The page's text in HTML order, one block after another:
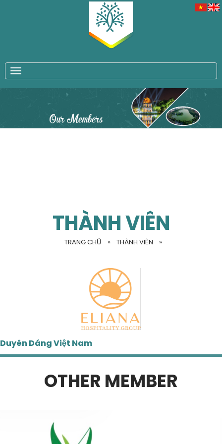
THÀNH VIÊN
TRANG CHỦ » THÀNH VIÊN »
Duyên Dáng Việt Nam
OTHER MEMBER